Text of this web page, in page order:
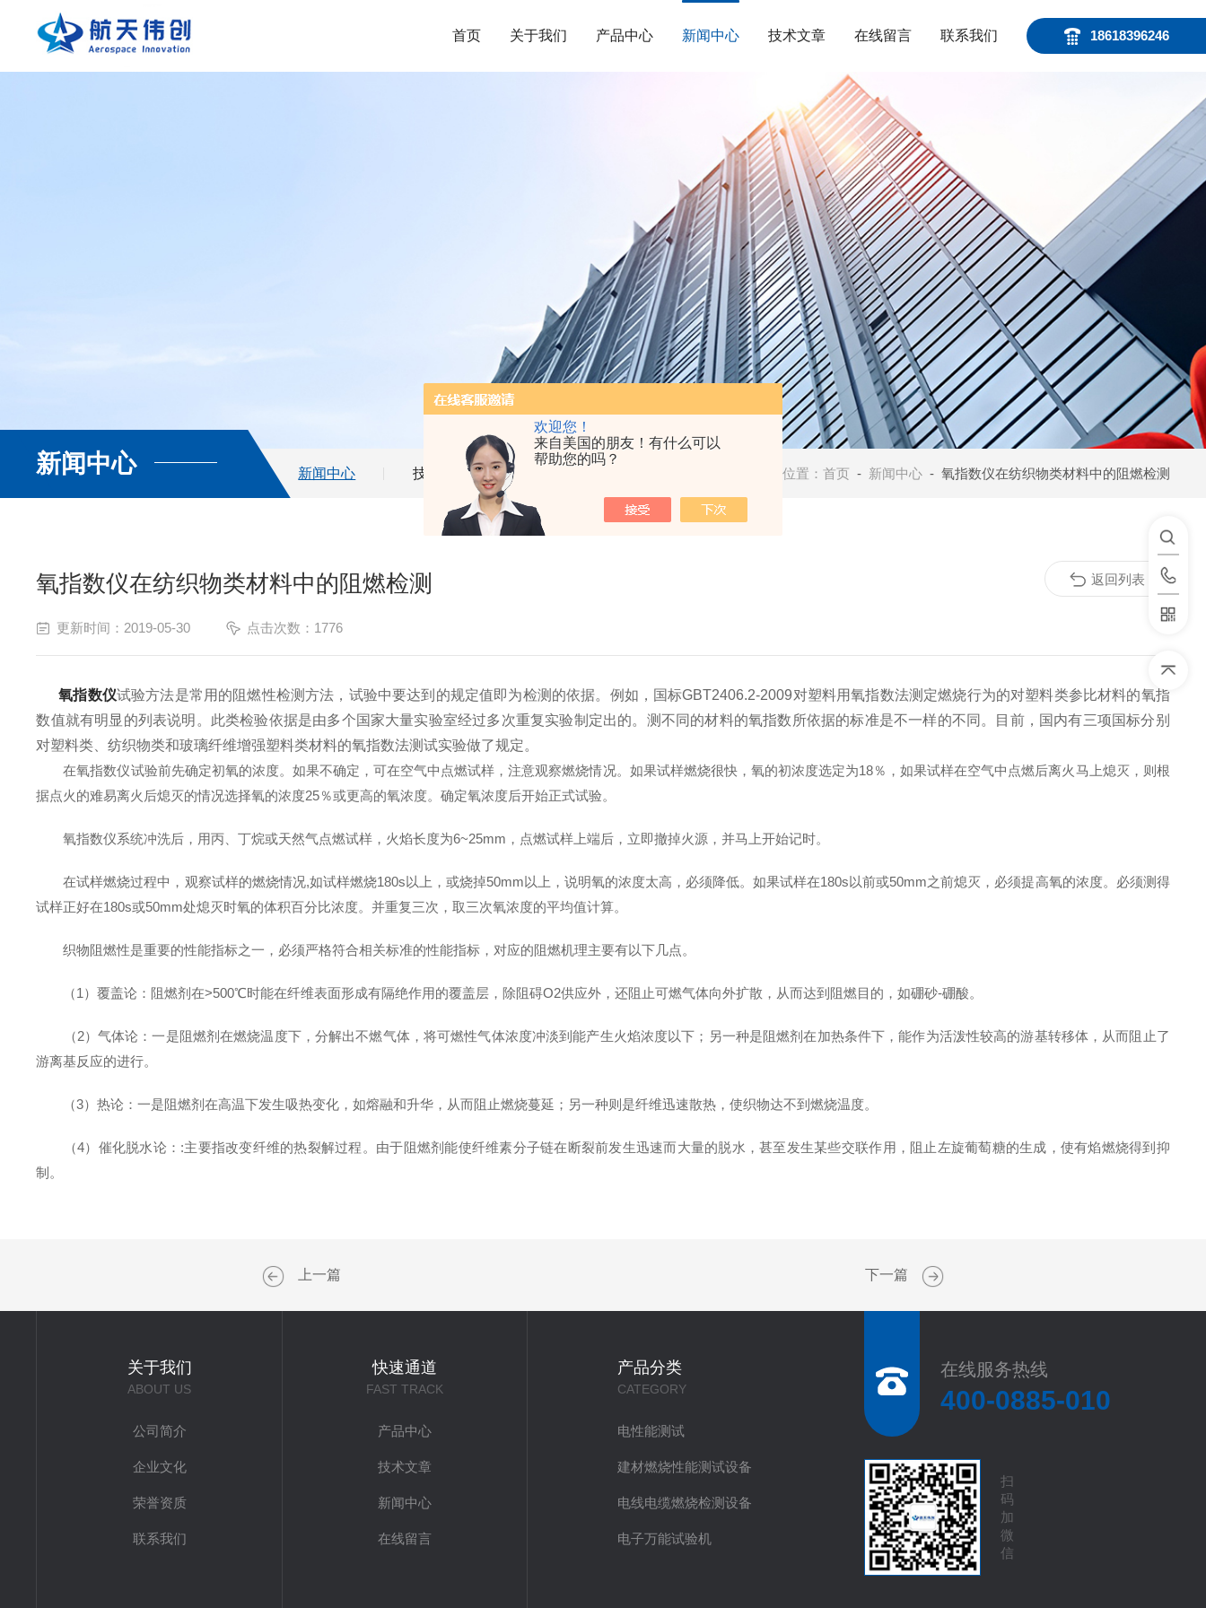
欢迎您！
来自美国的朋友！有什么可以
帮助您的吗？
18618396246
首页 关于我们 产品中心 新闻中心 技术文章 在线留言 联系我们
新闻中心 新闻中心 技术文章 当前位置： 首页 - 新闻中心- 氧指数仪在纺织物类材料中的阻燃检测
氧指数仪在纺织物类材料中的阻燃检测
更新时间：2019-05-30 点击次数：1776
氧指数仪试验方法是常用的阻燃性检测方法，试验中要达到的规定值即为检测的依据。例如，国标GBT2406.2-2009对塑料用氧指数法测定燃烧行为的对塑料类参比材料的氧指
数值就有明显的列表说明。此类检验依据是由多个国家大量实验室经过多次重复实验制定出的。测不同的材料的氧指数所依据的标准是不一样的不同。目前，国内有三项国标分别
对塑料类、纺织物类和玻璃纤维增强塑料类材料的氧指数法测试实验做了规定。
在氧指数仪试验前先确定初氧的浓度。如果不确定，可在空气中点燃试样，注意观察燃烧情况。如果试样燃烧很快，氧的初浓度选定为18％，如果试样在空气中点燃后离火马上熄灭，则根
据点火的难易离火后熄灭的情况选择氧的浓度25％或更高的氧浓度。确定氧浓度后开始正式试验。
氧指数仪系统冲洗后，用丙、丁烷或天然气点燃试样，火焰长度为6~25mm，点燃试样上端后，立即撤掉火源，并马上开始记时。
在试样燃烧过程中，观察试样的燃烧情况,如试样燃烧180s以上，或烧掉50mm以上，说明氧的浓度太高，必须降低。如果试样在180s以前或50mm之前熄灭，必须提高氧的浓度。必须测得
试样正好在180s或50mm处熄灭时氧的体积百分比浓度。并重复三次，取三次氧浓度的平均值计算。
织物阻燃性是重要的性能指标之一，必须严格符合相关标准的性能指标，对应的阻燃机理主要有以下几点。
（1）覆盖论：阻燃剂在>500℃时能在纤维表面形成有隔绝作用的覆盖层，除阻碍O2供应外，还阻止可燃气体向外扩散，从而达到阻燃目的，如硼砂-硼酸。
（2）气体论：一是阻燃剂在燃烧温度下，分解出不燃气体，将可燃性气体浓度冲淡到能产生火焰浓度以下；另一种是阻燃剂在加热条件下，能作为活泼性较高的游基转移体，从而阻止了
游离基反应的进行。
（3）热论：一是阻燃剂在高温下发生吸热变化，如熔融和升华，从而阻止燃烧蔓延；另一种则是纤维迅速散热，使织物达不到燃烧温度。
（4）催化脱水论：:主要指改变纤维的热裂解过程。由于阻燃剂能使纤维素分子链在断裂前发生迅速而大量的脱水，甚至发生某些交联作用，阻止左旋葡萄糖的生成，使有焰燃烧得到抑
制。
返回列表
上一篇 下一篇
关于我们
ABOUT US
公司简介
企业文化
荣誉资质
联系我们
快速通道
FAST TRACK
产品中心
技术文章
新闻中心
在线留言
产品分类
CATEGORY
电性能测试
建材燃烧性能测试设备
电线电缆燃烧检测设备
电子万能试验机
在线服务热线
400-0885-010
扫
码
加
微
信